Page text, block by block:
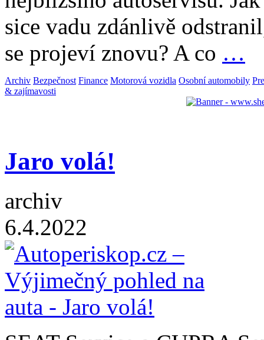
sice vadu zdánlivě
se projeví znovu? A co …
Archiv Bezpečnost Finance Motorová vozidla Osobní automobily
& zajímavosti
Jaro volá!
archiv
6.4.2022